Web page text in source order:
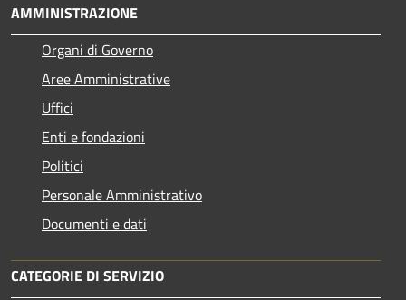
AMMINISTRAZIONE
Organi di Governo
Aree Amministrative
Uffici
Enti e fondazioni
Politici
Personale Amministrativo
Documenti e dati
CATEGORIE DI SERVIZIO